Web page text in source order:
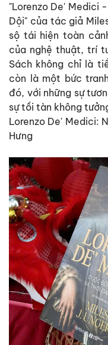
"Lorenzo De' Medici
Dội" của tác giả
sộ tái hiện toàn
của nghệ thuật, trí
Sách không chỉ là
còn là một bức
đó, với những sự
sự tồi tàn không
Lorenzo De' Medici:
Hưng